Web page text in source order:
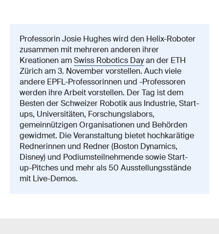
Professorin Josie Hughes wird den Helix-Roboter
zusammen mit mehreren anderen ihrer
Kreationen amSwiss Robotics Dayan der ETH
Zürich am 3. November vorstellen. Auch viele
andere EPFL-Professorinnen und -Professoren
werden ihre Arbeit vorstellen. Der Tag ist dem
Besten der Schweizer Robotik aus Industrie, Start-
ups, Universitäten, Forschungslabors,
gemeinnützigen Organisationen und Behörden
gewidmet. Die Veranstaltung bietet hochkarätige
Rednerinnen und Redner (Boston Dynamics,
Disney) und Podiumsteilnehmende sowie Start-
up-Pitches und mehr als 50 Ausstellungsstände
mit Live-Demos.